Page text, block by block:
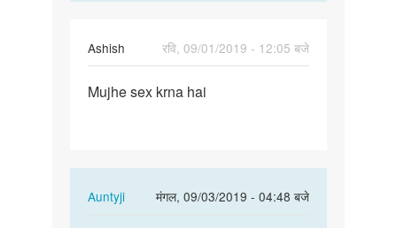
Ashish
रवि, 09/01/2019 - 12:05 बजे
Mujhe
Mujhe sex krna hai
Auntyji
मंगल, 09/03/2019 - 04:48 बजे
In